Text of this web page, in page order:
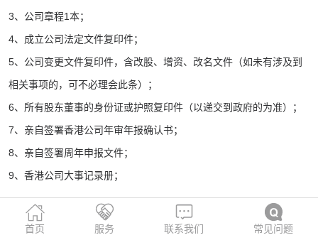
3、公司章程1本；
4、成立公司法定文件复印件；
5、公司变更文件复印件，含改股、增资、改名文件（如未有涉及到
相关事项的，可不必理会此条）；
6、所有股东董事的身份证或护照复印件（以递交到政府的为准）；
7、亲自签署香港公司年审年报确认书；
8、亲自签署周年申报文件；
9、香港公司大事记录册；
三、香港公司年审年报所需要的时间：
首页 服务 联系我们 常见问题